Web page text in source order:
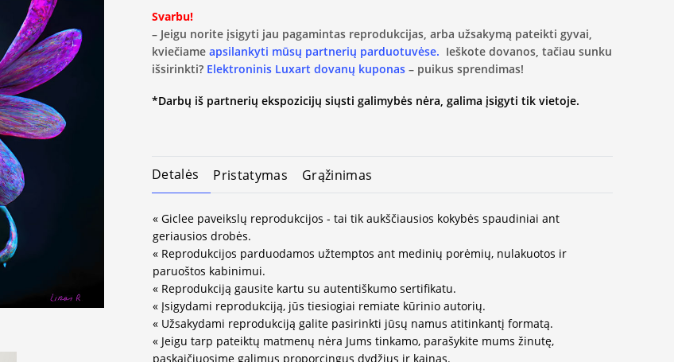
Svarbu!
– Jeigu norite įsigyti jau pagamintas reprodukcijas, arba užsakymą pateikti gyvai,
kviečiame apsilankyti mūsų partnerių parduotuvėse. Ieškote dovanos, tačiau sunku
išsirinkti? Elektroninis Luxart dovanų kuponas – puikus sprendimas!
*Darbų iš partnerių ekspozicijų siųsti galimybės nėra, galima įsigyti tik vietoje.
Detalės Pristatymas Grąžinimas
« Giclee paveikslų reprodukcijos - tai tik aukščiausios kokybės spaudiniai ant
geriausios drobės.
« Reprodukcijos parduodamos užtemptos ant medinių porėmių, nulakuotos ir
paruoštos kabinimui.
« Reprodukciją gausite kartu su autentiškumo sertifikatu.
« Įsigydami reprodukciją, jūs tiesiogiai remiate kūrinio autorių.
« Užsakydami reprodukciją galite pasirinkti jūsų namus atitinkantį formatą.
« Jeigu tarp pateiktų matmenų nėra Jums tinkamo, parašykite mums žinutę,
paskaičiuosime galimus proporcingus dydžius ir kainas.